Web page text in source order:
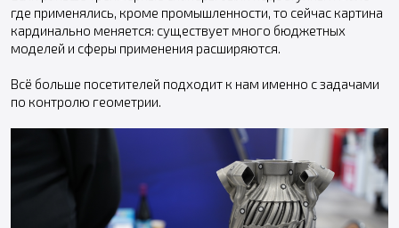
где применялись, кроме промышленности, то сейчас картина
кардинально меняется: существует много бюджетных
моделей и сферы применения расширяются.
Всё больше посетителей подходит к нам именно с задачами
по контролю геометрии.